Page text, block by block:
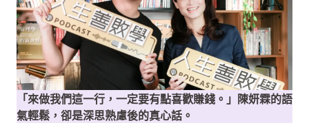
「來做我們這一行，一定要有點喜歡賺錢。」陳妍霖的語
氣輕鬆，卻是深思熟慮後的真心話。